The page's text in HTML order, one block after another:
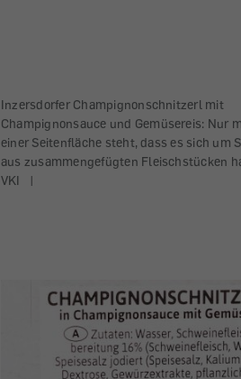
Inzersdorfer Champignonschnitzerl mit
Champignonsauce und Gemüsereis: Nur
einer Seitenfläche steht, dass es sich um
aus zusammengefügten Fleischstücken
VKI
|